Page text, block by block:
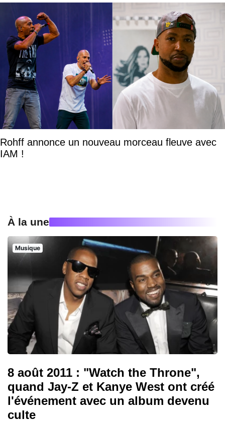
Rohff annonce un nouveau morceau fleuve avec
IAM !
À la une
Musique
8 août 2011 : "Watch the Throne",
quand Jay-Z et Kanye West ont créé
l'événement avec un album devenu
culte